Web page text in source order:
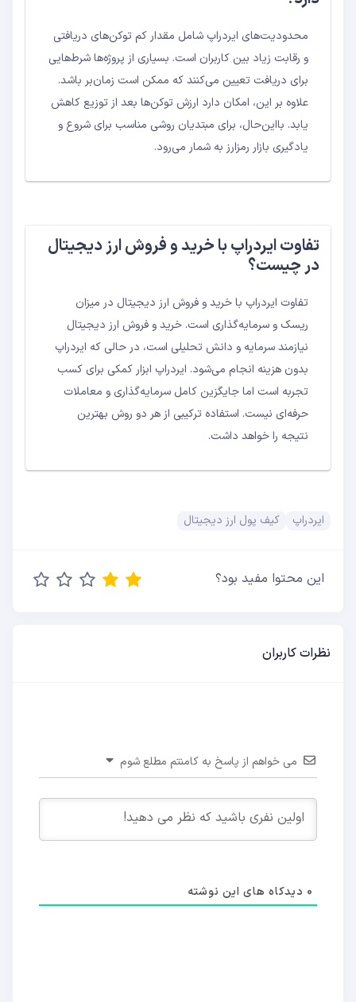
محدودیت‌های ایردراپ شامل مقدار کم توکن‌های دریافتی
و رقابت زیاد بین کاربران است. بسیاری از پروژه‌ها شرط‌هایی
برای دریافت تعیین می‌کنند که ممکن است زمان‌بر باشد.
علاوه بر این، امکان دارد ارزش توکن‌ها بعد از توزیع کاهش
یابد. بااین‌حال، برای مبتدیان روشی مناسب برای شروع و
یادگیری بازار رمزارز به شمار می‌رود.
تفاوت ایردراپ با خرید و فروش ارز دیجیتال
در چیست؟
تفاوت ایردراپ با خرید و فروش ارز دیجیتال در میزان
ریسک و سرمایه‌گذاری است. خرید و فروش ارز دیجیتال
نیازمند سرمایه و دانش تحلیلی است، در حالی که ایردراپ
بدون هزینه انجام می‌شود. ایردراپ ابزار کمکی برای کسب
تجربه است اما جایگزین کامل سرمایه‌گذاری و معاملات
حرفه‌ای نیست. استفاده ترکیبی از هر دو روش بهترین
نتیجه را خواهد داشت.
ایردراپ کیف پول ارز دیجیتال
این محتوا مفید بود؟
نظرات کاربران
می خواهم از پاسخ به کامنتم مطلع شوم
0 دیدکاه های این نوشته